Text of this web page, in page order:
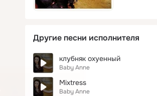
Другие песни исполнителя
клубняк охуенный
Baby Anne
Mixtress
Baby Anne